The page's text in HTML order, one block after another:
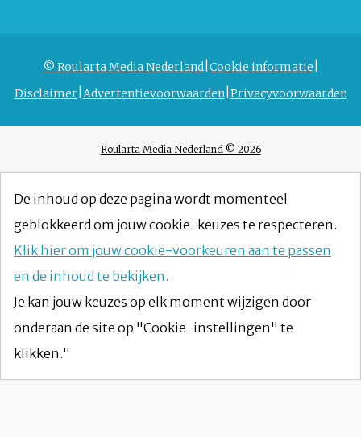
© Roularta Media Nederland Cookie informatie
Disclaimer Advertentievoorwaarden Privacyvoorwaarden
Roularta Media Nederland © 2026
De inhoud op deze pagina wordt momenteel
geblokkeerd om jouw cookie-keuzes te respecteren.
Klik hier om jouw cookie-voorkeuren aan te passen
en de inhoud te bekijken.
Je kan jouw keuzes op elk moment wijzigen door
onderaan de site op "Cookie-instellingen" te
klikken."